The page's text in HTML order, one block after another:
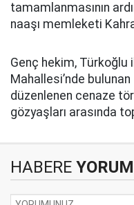
tamamlanmasının
naaşı memleketi
Genç hekim, Türkoğlu
Mahallesi’nde bulunan
düzenlenen cenaze
gözyaşları arasında
HABERE